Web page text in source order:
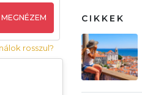
MEGNÉZEM
rosszul?
CIKKEK